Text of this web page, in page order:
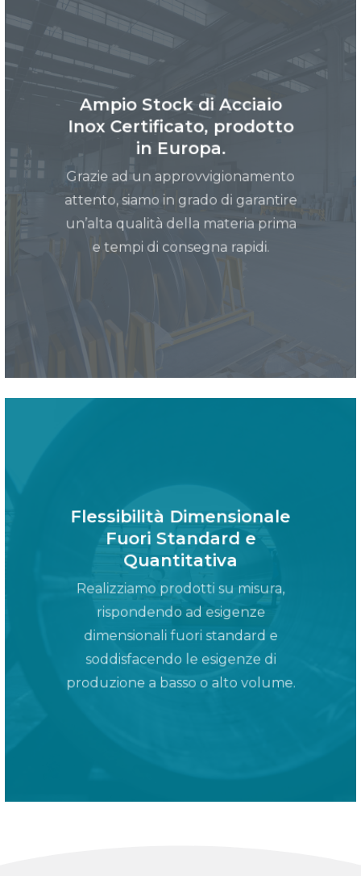
Ampio Stock di Acciaio
Inox Certificato, prodotto
in Europa.
Grazie ad un approvvigionamento
attento, siamo in grado di garantire
un’alta qualità della materia prima
e tempi di consegna rapidi.
Flessibilità Dimensionale
Fuori Standard e
Quantitativa
Realizziamo prodotti su misura,
rispondendo ad esigenze
dimensionali fuori standard e
soddisfacendo le esigenze di
produzione a basso o alto volume.